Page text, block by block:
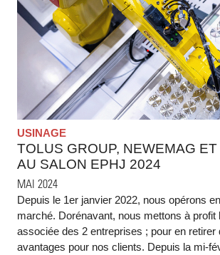
USINAGE
TOLUS GROUP, NEWEMAG
AU SALON EPHJ 2024
MAI 2024
Depuis le 1er janvier 2022, nous opérons
marché. Dorénavant, nous mettons à profit
associée des 2 entreprises ; pour en retirer
avantages pour nos clients. Depuis la mi-